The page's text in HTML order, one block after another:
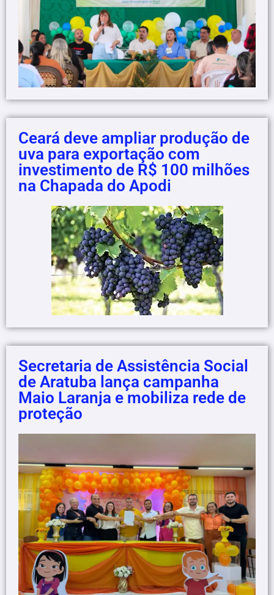
Ceará deve ampliar produção de
uva para exportação com
investimento de R$ 100 milhões
na Chapada do Apodi
Secretaria de Assistência Social
de Aratuba lança campanha
Maio Laranja e mobiliza rede de
proteção